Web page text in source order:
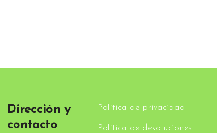
Dirección y
contacto
Política de privacidad
Política de devoluciones